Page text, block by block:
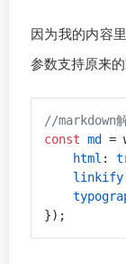
因为我的内容
参数支持原来
//markdown
const md =
html :
linkify
});